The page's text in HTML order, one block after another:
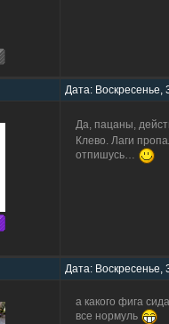
Дата: Воскресенье,
Да, пацаны,
Клево. Лаги
отпишусь…
Дата:
а какого фига
все нормуль